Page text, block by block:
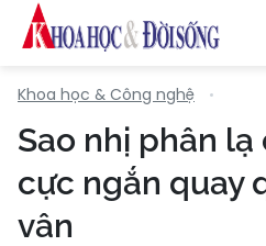
Khoa học & Công nghệ
Sao nhị phân
cực ngắn quay
vân